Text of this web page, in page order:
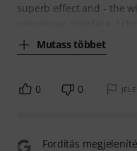
superb effect and - the
Mutass többet
0 0
Fordítás